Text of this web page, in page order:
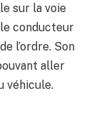
sur la voie
conducteur
l’ordre. Son
aller
véhicule.